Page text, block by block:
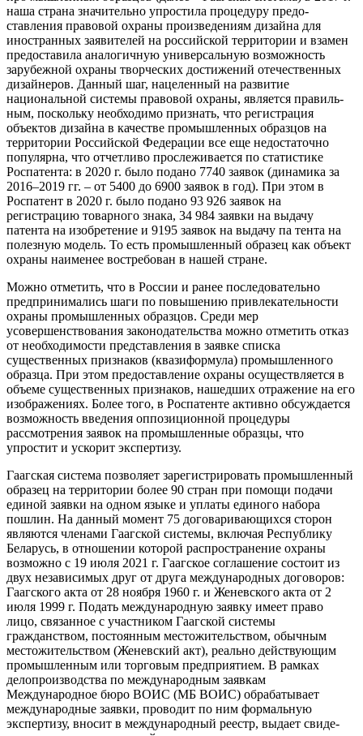
наша страна значительно упростила процедуру предо­
ставления правовой охраны произведениям дизайна для
иностранных заявите­лей на российской территории и взамен
предоставила аналогичную универсаль­ную возможность
зарубежной охраны творческих достижений отечественных
дизайнеров. Данный шаг, нацеленный на развитие
национальной системы правовой охраны, является правиль­
ным, поскольку необходимо признать, что регистрация
объектов дизайна в качестве промышленных образцов на
территории Российской Федерации все еще недостаточно
популярна, что от­четливо прослеживается по статистике
Роспатента: в 2020 г. было подано 7740 заявок (динамика за
2016–2019 гг. – от 5400 до 6900 заявок в год). При этом в
Роспатент в 2020 г. было подано 93 926 заявок на
регистрацию товарного знака, 34 984 заявки на выдачу
патента на изобретение и 9195 заявок на выдачу па­ тента на
полезную модель. То есть промышленный образец как объект
охраны наименее востребован в нашей стране.
Можно отметить, что в России и ранее последовательно
предпринима­лись шаги по повышению привлекатель­ности
охраны промышленных образцов. Среди мер
усовершенствования зако­нодательства можно отметить отказ
от необходимости представления в заявке списка
существенных признаков (ква­зиформула) промышленного
образца. При этом предоставление охраны осу­ществляется в
объеме существенных признаков, нашедших отражение на его
изображениях. Более того, в Роспатен­те активно обсуждается
возможность введения оппозиционной процедуры
рассмотрения заявок на промышлен­ные образцы, что
упростит и ускорит экспертизу.
Гаагская система позволяет зареги­стрировать промышленный
образец на территории более 90 стран при помощи подачи
единой заявки на одном языке и уплаты единого набора
пошлин. На данный момент 75 договаривающихся сторон
являются членами Гаагской си­стемы, включая Республику
Беларусь, в отношении которой распространение охраны
возможно с 19 июля 2021 г. Гааг­ское соглашение состоит из
двух неза­висимых друг от друга международных договоров:
Гаагского акта от 28 ноября 1960 г. и Женевского акта от 2
июля 1999 г. Подать международную заявку имеет право
лицо, связанное с участ­ником Гаагской системы
гражданством, постоянным местожительством, обыч­ным
местожительством (Женевский акт), реально действующим
промыш­ленным или торговым предприятием. В рамках
делопроизводства по меж­дународным заявкам
Международное бюро ВОИС (МБ ВОИС) обрабатывает
международные заявки, проводит по ним формальную
экспертизу, вносит в международный реестр, выдает свиде­